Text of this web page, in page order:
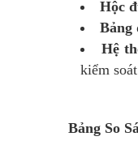
Hộc
Bảng
Hệ
kiểm
Bảng So